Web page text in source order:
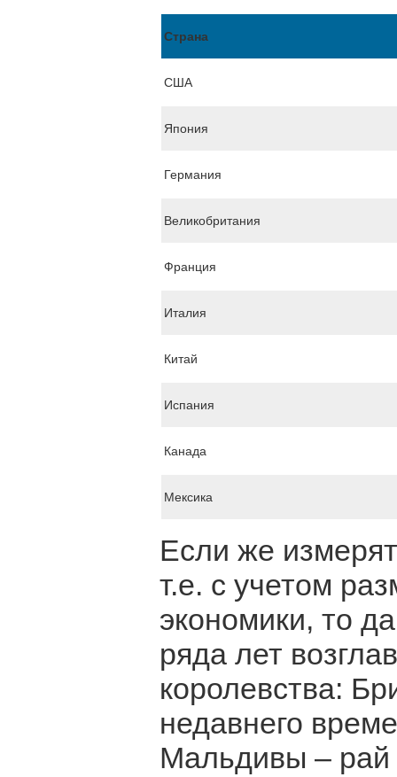
Страна
США
Япония
Германия
Великобритания
Франция
Италия
Китай
Испания
Канада
Мексика
Если же
т.е. с учетом
экономики, то
ряда лет
королевства:
недавнего
Мальдивы – рай